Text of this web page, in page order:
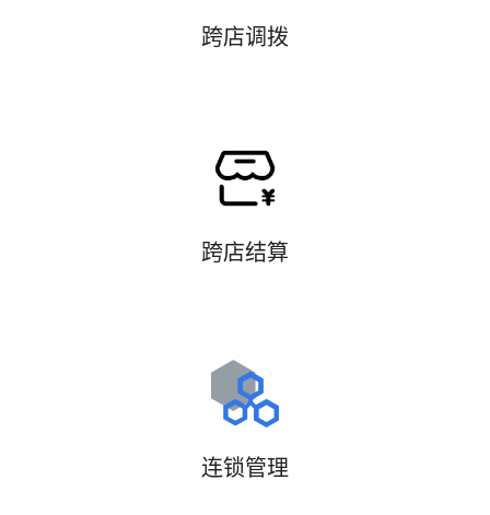
跨店调拨
跨店结算
连锁管理